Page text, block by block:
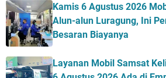
Kamis 6 Agustus 2026
Alun-alun Luragung, Ini
Besaran Biayanya
Layanan Mobil Samsat